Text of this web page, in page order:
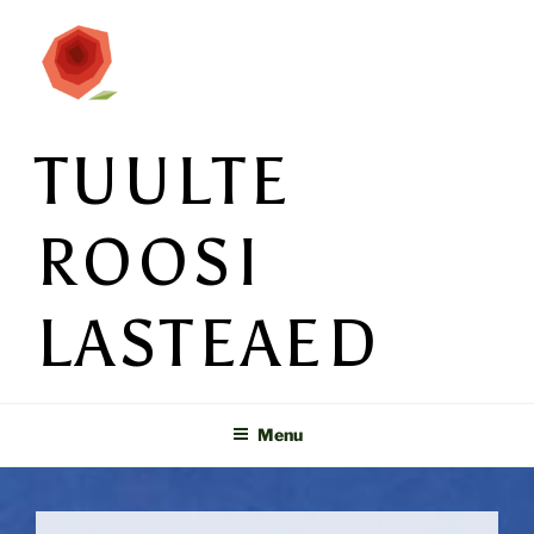
content
TUULTE
ROOSI
LASTEAED
Menu